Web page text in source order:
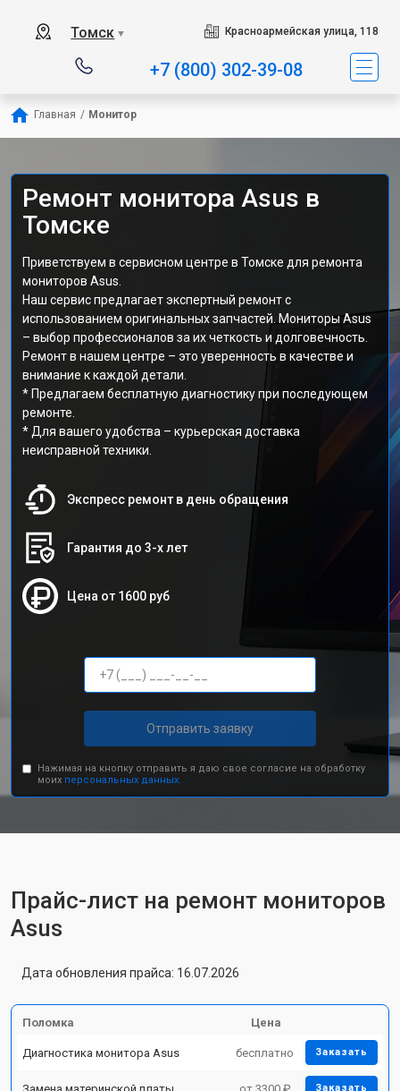
Томск ▼ Красноармейская улица, 118
+7 (800) 302-39-08
Главная / Монитор
Ремонт монитора Asus в
Томске
Приветствуем в сервисном центре в Томске для ремонта
мониторов Asus.
Наш сервис предлагает экспертный ремонт с
использованием оригинальных запчастей. Мониторы Asus
– выбор профессионалов за их четкость и долговечность.
Ремонт в нашем центре – это уверенность в качестве и
внимание к каждой детали.
* Предлагаем бесплатную диагностику при последующем
ремонте.
* Для вашего удобства – курьерская доставка
неисправной техники.
Экспресс ремонт в день обращения
Гарантия до 3-х лет
Цена от 1600 руб
Отправить заявку
Нажимая на кнопку отправить я даю свое согласие на обработку
моих персональных данных.
Прайс-лист на ремонт мониторов
Asus
Дата обновления прайса: 16.07.2026
Поломка Цена
Диагностика монитора Asus бесплатно Заказать
Замена материнской платы от 3300 ₽ Заказать